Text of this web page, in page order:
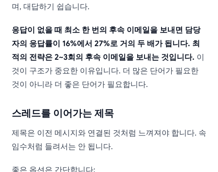
며, 대답하기 쉽습니다.
응답이 없을 때 최소 한 번의 후속 이메일을 보내면 담당
자의 응답률이 16%에서 27%로 거의 두 배가 됩니다. 최
적의 전략은 2~3회의 후속 이메일을 보내는 것입니다. 이
것이 구조가 중요한 이유입니다. 더 많은 단어가 필요한
것이 아니라 더 좋은 단어가 필요합니다.
스레드를 이어가는 제목
제목은 이전 메시지와 연결된 것처럼 느껴져야 합니다. 속
임수처럼 들려서는 안 됩니다.
좋은 옵션은 간단합니다: